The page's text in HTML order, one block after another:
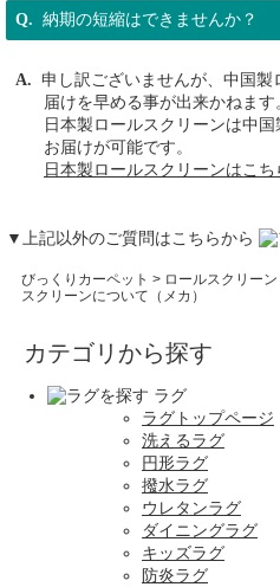
納期の短縮はできませんか？
申し訳ございませんが、中国
届けを早める事が出来かねます
日本製ロールスクリーンは中
お届けが可能です。
日本製ロールスクリーンはこち
▼上記以外のご質問はこちらから
びっくりカーペット > ロールスクリー
スクリーンについて（メカ）
カテゴリから探す
ラグ
ラグトップページ
洗えるラグ
円形ラグ
撥水ラグ
ウレタンラグ
ダイニングラグ
キッズラグ
防炎ラグ